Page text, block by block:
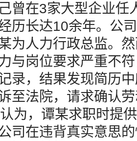
曾在3家大型企业任
历长达10余年。公
为人力行政总监。
与岗位要求严重不
录，结果发现简历
至法院，请求确认
为，谭某求职时提
司在违背真实意思